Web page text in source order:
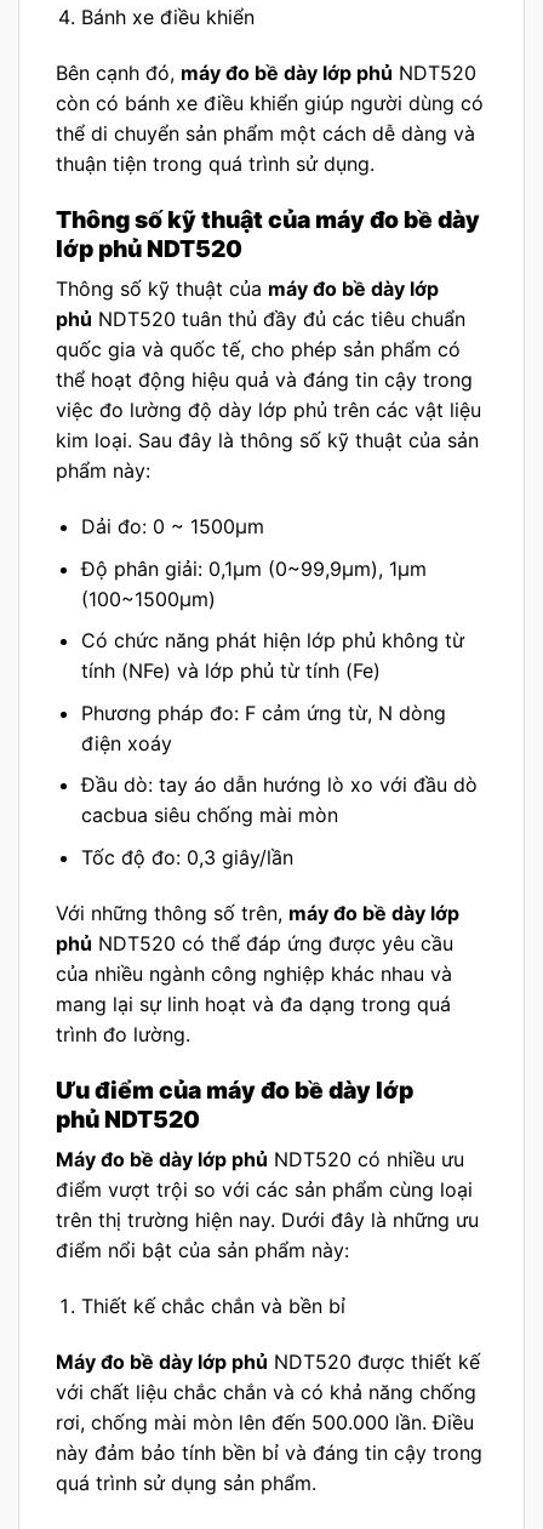
Bánh xe điều khiển
Bên cạnh đó, máy đo bề dày lớp phủ NDT520
còn có bánh xe điều khiển giúp người dùng có
thể di chuyển sản phẩm một cách dễ dàng và
thuận tiện trong quá trình sử dụng.
Thông số kỹ thuật của máy đo bề dày
lớp phủ NDT520
Thông số kỹ thuật của máy đo bề dày lớp
phủ NDT520 tuân thủ đầy đủ các tiêu chuẩn
quốc gia và quốc tế, cho phép sản phẩm có
thể hoạt động hiệu quả và đáng tin cậy trong
việc đo lường độ dày lớp phủ trên các vật liệu
kim loại. Sau đây là thông số kỹ thuật của sản
phẩm này:
Dải đo: 0 ~ 1500μm
Độ phân giải: 0,1μm (0~99,9μm), 1μm
(100~1500μm)
Có chức năng phát hiện lớp phủ không từ
tính (NFe) và lớp phủ từ tính (Fe)
Phương pháp đo: F cảm ứng từ, N dòng
điện xoáy
Đầu dò: tay áo dẫn hướng lò xo với đầu dò
cacbua siêu chống mài mòn
Tốc độ đo: 0,3 giây/lần
Với những thông số trên, máy đo bề dày lớp
phủ NDT520 có thể đáp ứng được yêu cầu
của nhiều ngành công nghiệp khác nhau và
mang lại sự linh hoạt và đa dạng trong quá
trình đo lường.
Ưu điểm của máy đo bề dày lớp
phủ NDT520
Máy đo bề dày lớp phủ NDT520 có nhiều ưu
điểm vượt trội so với các sản phẩm cùng loại
trên thị trường hiện nay. Dưới đây là những ưu
điểm nổi bật của sản phẩm này:
Thiết kế chắc chắn và bền bỉ
Máy đo bề dày lớp phủ NDT520 được thiết kế
với chất liệu chắc chắn và có khả năng chống
rơi, chống mài mòn lên đến 500.000 lần. Điều
này đảm bảo tính bền bỉ và đáng tin cậy trong
quá trình sử dụng sản phẩm.